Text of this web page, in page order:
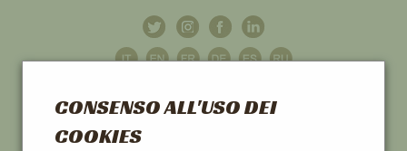
CONSENSO ALL'USO DEI
COOKIES